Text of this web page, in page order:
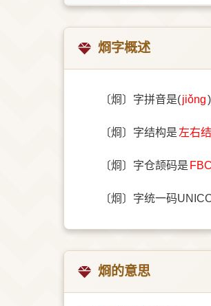
烱字概述
〔烱〕字拼音是(jiǒng
〔烱〕字结构是 左右
〔烱〕字仓颉码是
〔烱〕字统一码
烱的意思